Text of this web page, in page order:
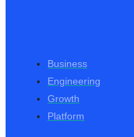
Business
Engineering
Growth
Platform